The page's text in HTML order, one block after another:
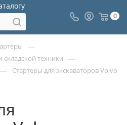
0
—
складской техники —
— Стартеры для экскаваторов Volvo